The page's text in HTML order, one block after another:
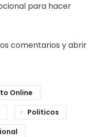
para hacer
comentarios y abrir
Online
Politicos